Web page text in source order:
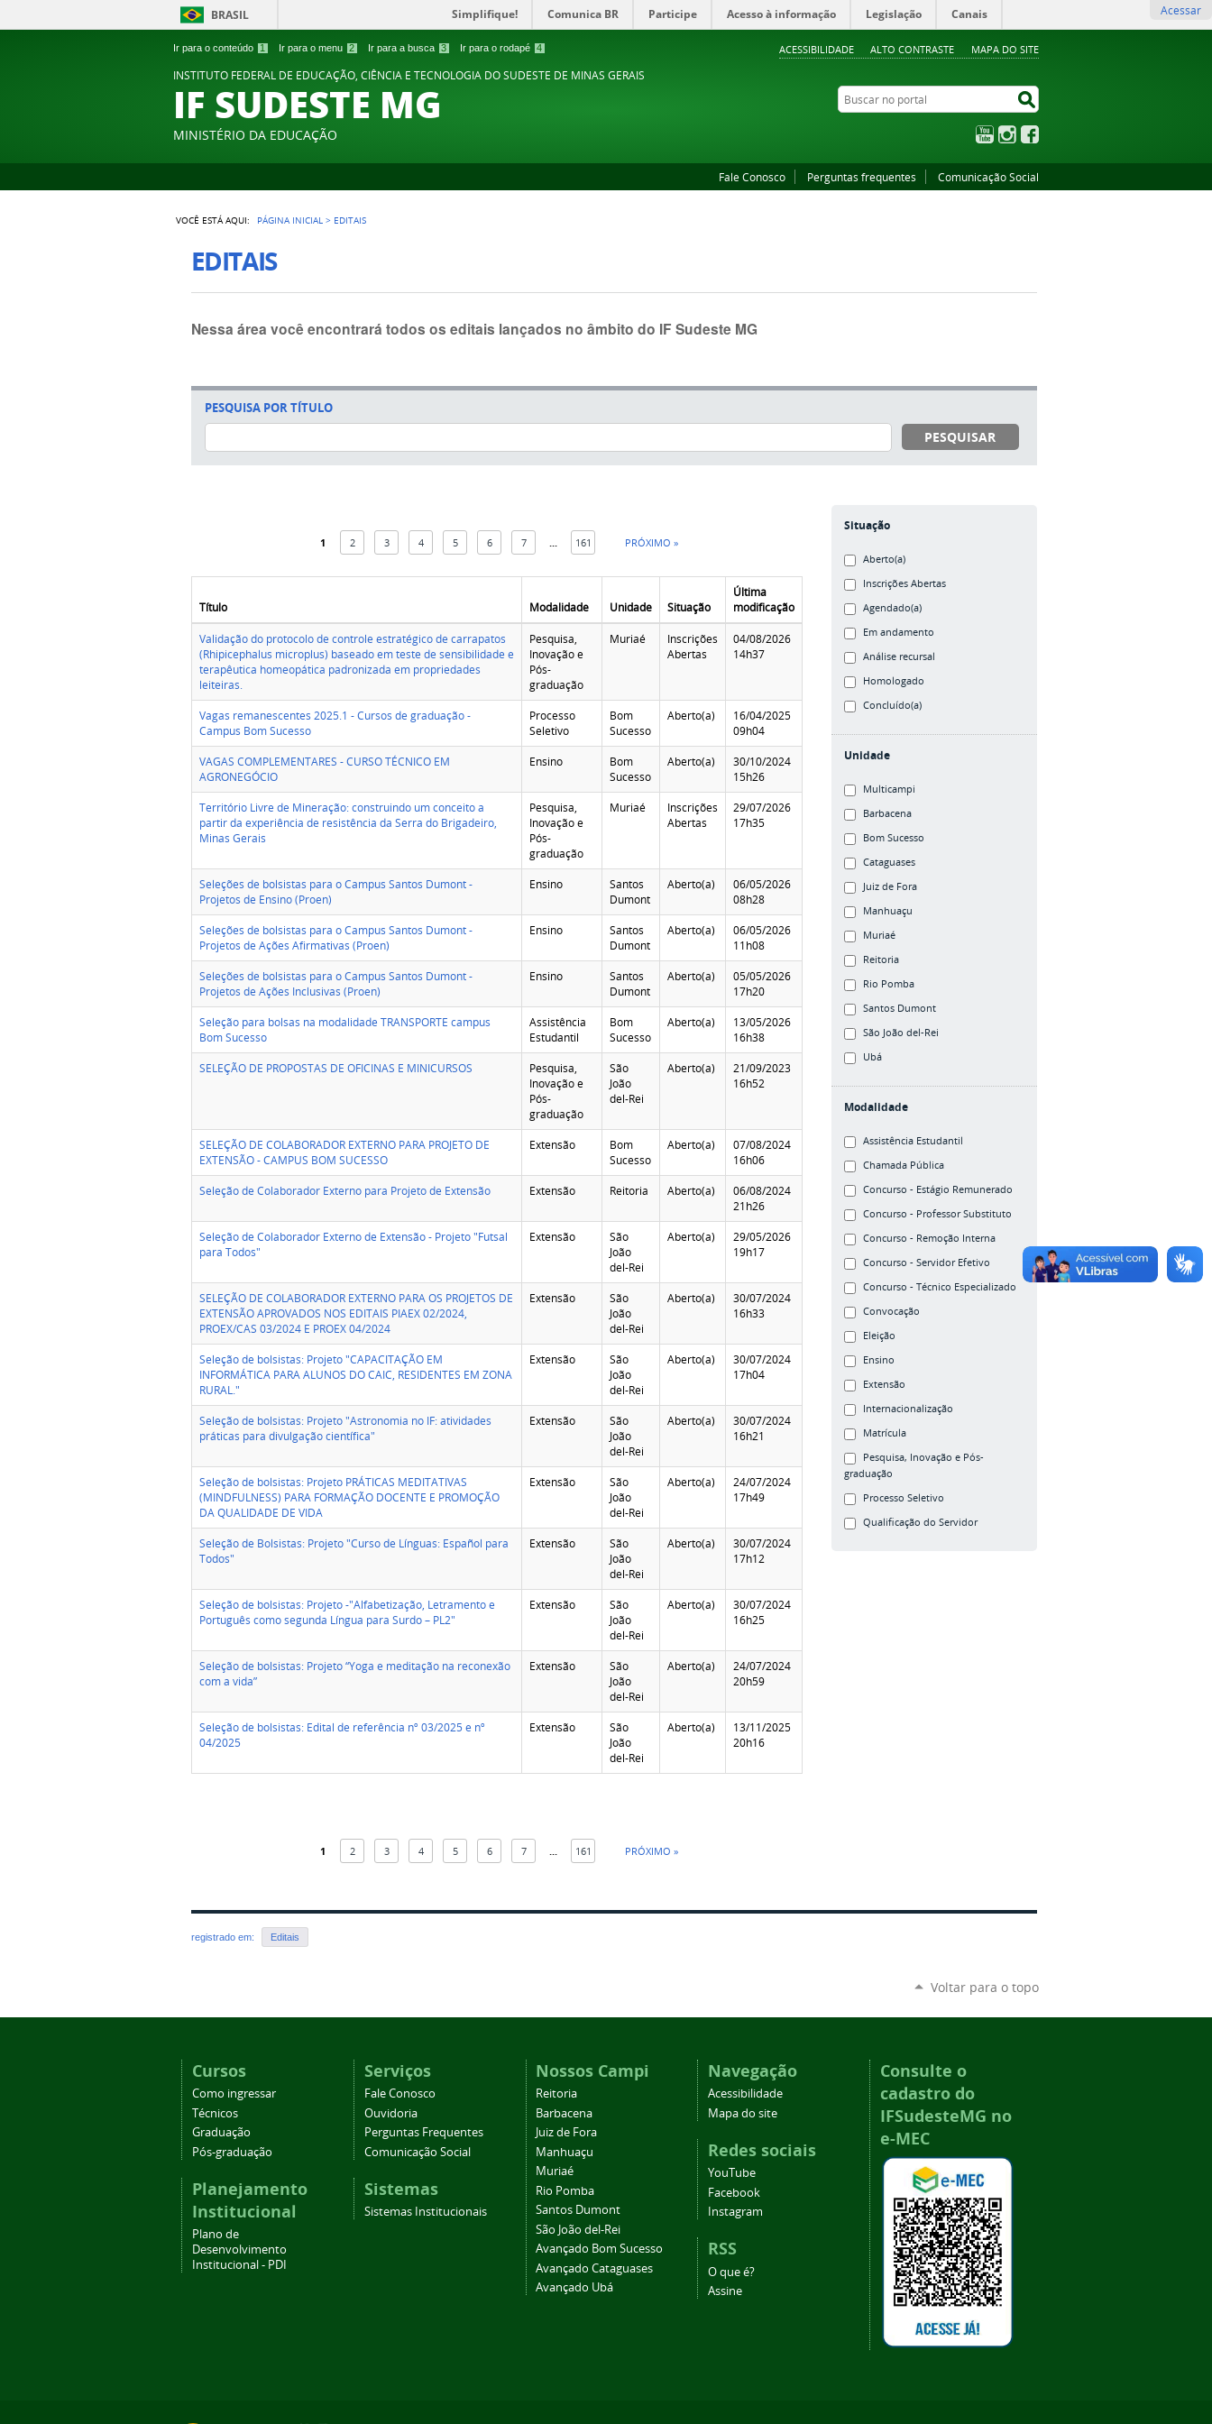
Ir para o conteúdo 1 Ir para o menu 2 Ir para a busca 3 Ir para o rodapé 4 ACESSIBILIDADE ALTO CONTRASTE MAPA DO SITE
BRASIL Simplifique! Comunica BR Participe Acesso à informação Legislação Canais Acessar
INSTITUTO FEDERAL DE EDUCAÇÃO, CIÊNCIA E TECNOLOGIA DO SUDESTE DE MINAS GERAIS
IF SUDESTE MG
MINISTÉRIO DA EDUCAÇÃO
Buscar no portal
YouTubeInstagram
Fale Conosco Perguntas frequentes Comunicação Social
VOCÊ ESTÁ AQUI: PÁGINA INICIAL > EDITAIS
EDITAIS
Nessa área você encontrará todos os editais lançados no âmbito do IF Sudeste MG
PESQUISA POR TÍTULO
1 2 3 4 5 6 7 ... 161 PRÓXIMO »
Título Modalidade Unidade Situação
Última
modificação
Validação do protocolo de controle estratégico de carrapatos
(Rhipicephalus microplus) baseado em teste de sensibilidade e
terapêutica homeopática padronizada em propriedades
leiteiras.
Pesquisa,
Inovação e
Pós-
graduação
Muriaé
Inscrições
Abertas
04/08/2026
14h37
Vagas remanescentes 2025.1 - Cursos de graduação -
Campus Bom Sucesso
Processo
Seletivo
Bom
Sucesso
Aberto(a)
16/04/2025
09h04
VAGAS COMPLEMENTARES - CURSO TÉCNICO EM
AGRONEGÓCIO
Ensino
Bom
Sucesso
Aberto(a)
30/10/2024
15h26
Território Livre de Mineração: construindo um conceito a
partir da experiência de resistência da Serra do Brigadeiro,
Minas Gerais
Pesquisa,
Inovação e
Pós-
graduação
Muriaé
Inscrições
Abertas
29/07/2026
17h35
Seleções de bolsistas para o Campus Santos Dumont -
Projetos de Ensino (Proen)
Ensino
Santos
Dumont
Aberto(a)
06/05/2026
08h28
Seleções de bolsistas para o Campus Santos Dumont -
Projetos de Ações Afirmativas (Proen)
Ensino
Santos
Dumont
Aberto(a)
06/05/2026
11h08
Seleções de bolsistas para o Campus Santos Dumont -
Projetos de Ações Inclusivas (Proen)
Ensino
Santos
Dumont
Aberto(a)
05/05/2026
17h20
Seleção para bolsas na modalidade TRANSPORTE campus
Bom Sucesso
Assistência
Estudantil
Bom
Sucesso
Aberto(a)
13/05/2026
16h38
SELEÇÃO DE PROPOSTAS DE OFICINAS E MINICURSOS
Pesquisa,
Inovação e
Pós-
graduação
São
João
del-Rei
Aberto(a)
21/09/2023
16h52
SELEÇÃO DE COLABORADOR EXTERNO PARA PROJETO DE
EXTENSÃO - CAMPUS BOM SUCESSO
Extensão
Bom
Sucesso
Aberto(a)
07/08/2024
16h06
Seleção de Colaborador Externo para Projeto de Extensão
Extensão Reitoria Aberto(a)
06/08/2024
21h26
Seleção de Colaborador Externo de Extensão - Projeto "Futsal
para Todos"
Extensão
São
João
del-Rei
Aberto(a)
29/05/2026
19h17
SELEÇÃO DE COLABORADOR EXTERNO PARA OS PROJETOS DE
EXTENSÃO APROVADOS NOS EDITAIS PIAEX 02/2024,
PROEX/CAS 03/2024 E PROEX 04/2024
Extensão
São
João
del-Rei
Aberto(a)
30/07/2024
16h33
Seleção de bolsistas: Projeto "CAPACITAÇÃO EM
INFORMÁTICA PARA ALUNOS DO CAIC, RESIDENTES EM ZONA
RURAL."
Extensão
São
João
del-Rei
Aberto(a)
30/07/2024
17h04
Seleção de bolsistas: Projeto "Astronomia no IF: atividades
práticas para divulgação científica"
Extensão
São
João
del-Rei
Aberto(a)
30/07/2024
16h21
Seleção de bolsistas: Projeto PRÁTICAS MEDITATIVAS
(MINDFULNESS) PARA FORMAÇÃO DOCENTE E PROMOÇÃO
DA QUALIDADE DE VIDA
Extensão
São
João
del-Rei
Aberto(a)
24/07/2024
17h49
Seleção de Bolsistas: Projeto "Curso de Línguas: Español para
Todos"
Extensão
São
João
del-Rei
Aberto(a)
30/07/2024
17h12
Seleção de bolsistas: Projeto -"Alfabetização, Letramento e
Português como segunda Língua para Surdo – PL2"
Extensão
São
João
del-Rei
Aberto(a)
30/07/2024
16h25
Seleção de bolsistas: Projeto “Yoga e meditação na reconexão
com a vida”
Extensão
São
João
del-Rei
Aberto(a)
24/07/2024
20h59
Seleção de bolsistas: Edital de referência nº 03/2025 e nº
04/2025
Extensão
São
João
del-Rei
Aberto(a)
13/11/2025
20h16
1 2 3 4 5 6 7 ... 161 PRÓXIMO »
Situação
Aberto(a)
Inscrições Abertas
Agendado(a)
Em andamento
Análise recursal
Homologado
Concluído(a)
Unidade
Multicampi
Barbacena
Bom Sucesso
Cataguases
Juiz de Fora
Manhuaçu
Muriaé
Reitoria
Rio Pomba
Santos Dumont
São João del-Rei
Ubá
Modalidade
Assistência Estudantil
Chamada Pública
Concurso - Estágio Remunerado
Concurso - Professor Substituto
Concurso - Remoção Interna
Concurso - Servidor Efetivo
Concurso - Técnico Especializado
Convocação
Eleição
Ensino
Extensão
Internacionalização
Matrícula
Pesquisa, Inovação e Pós-
graduação
Processo Seletivo
Qualificação do Servidor
registrado em: Editais
Voltar para o topo
Cursos
Como ingressar
Técnicos
Graduação
Pós-graduação
Planejamento
Institucional
Plano de
Desenvolvimento
Institucional - PDI
Serviços
Fale Conosco
Ouvidoria
Perguntas Frequentes
Comunicação Social
Sistemas
Sistemas Institucionais
Nossos Campi
Reitoria
Barbacena
Juiz de Fora
Manhuaçu
Muriaé
Rio Pomba
Santos Dumont
São João del-Rei
Avançado Bom Sucesso
Avançado Cataguases
Avançado Ubá
Navegação
Acessibilidade
Mapa do site
Redes sociais
YouTube
Facebook
Instagram
RSS
O que é?
Assine
Consulte o
cadastro do
IFSudesteMG no
e-MEC